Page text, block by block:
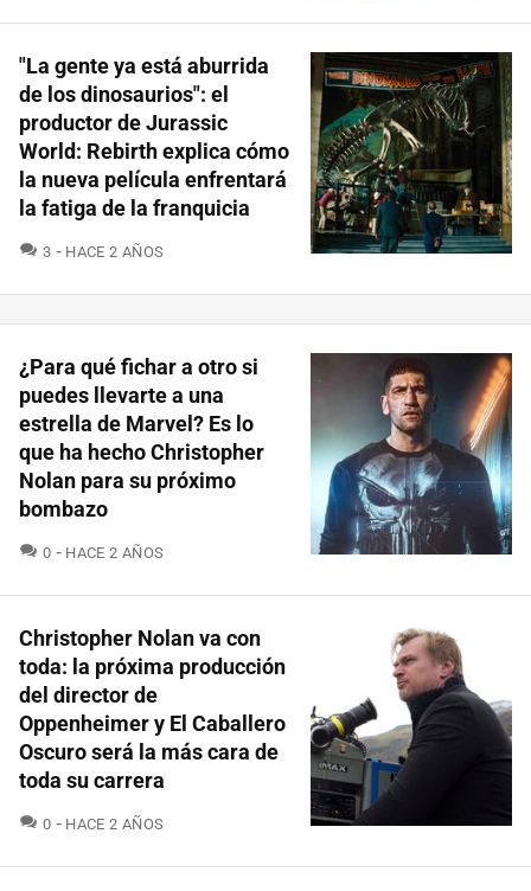
"La gente ya está aburrida
de los dinosaurios": el
productor de Jurassic
World: Rebirth explica cómo
la nueva película enfrentará
la fatiga de la franquicia
3 COMENTARIOS
HACE 2 AÑOS
¿Para qué fichar a otro si
puedes llevarte a una
estrella de Marvel? Es lo
que ha hecho Christopher
Nolan para su próximo
bombazo
0 COMENTARIOS
HACE 2 AÑOS
Christopher Nolan va con
toda: la próxima producción
del director de
Oppenheimer y El Caballero
Oscuro será la más cara de
toda su carrera
0 COMENTARIOS
HACE 2 AÑOS